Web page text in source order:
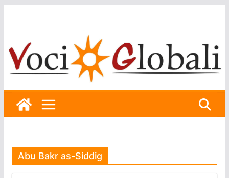
Abu Bakr as-Siddig